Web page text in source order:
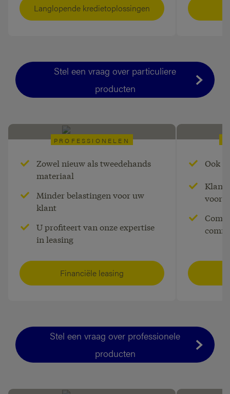
Langlopende kredietoplossingen
Stel een vraag over particuliere
producten
PROFESSIONELEN
Financiële leasing
Voor bijna alle roerende goederen
bestemd voor beroepsdoeleinden.
Zowel nieuw als tweedehands
materiaal
Minder belastingen voor uw
klant
U profiteert van onze expertise
in leasing
Financiële leasing
Zowel
Ook
Klant
Stel een vraag over professionele
producten